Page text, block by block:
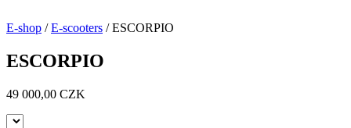
E-shop /E-scooters / ESCORPIO
ESCORPIO
49 000,00 CZK